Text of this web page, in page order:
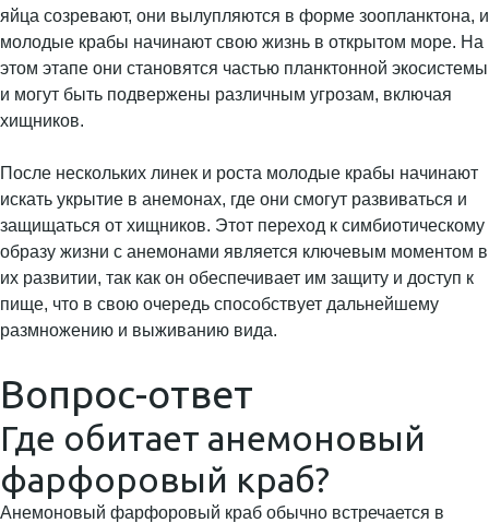
яйца созревают, они вылупляются в форме зоопланктона, и
молодые крабы начинают свою жизнь в открытом море. На
этом этапе они становятся частью планктонной экосистемы
и могут быть подвержены различным угрозам, включая
хищников.
После нескольких линек и роста молодые крабы начинают
искать укрытие в анемонах, где они смогут развиваться и
защищаться от хищников. Этот переход к симбиотическому
образу жизни с анемонами является ключевым моментом в
их развитии, так как он обеспечивает им защиту и доступ к
пище, что в свою очередь способствует дальнейшему
размножению и выживанию вида.
Вопрос-ответ
Где обитает анемоновый
фарфоровый краб?
Анемоновый фарфоровый краб обычно встречается в